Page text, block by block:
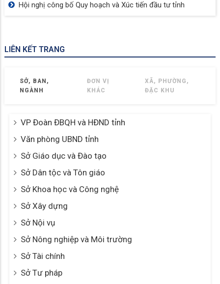
Hội nghị công bố Quy hoạch và Xúc tiến đầu tư tỉnh
LIÊN KẾT TRANG
SỞ, BAN,
NGÀNH
ĐƠN VỊ
KHÁC
XÃ, PHƯỜNG,
ĐẶC KHU
VP Đoàn ĐBQH và HĐND tỉnh
Văn phòng UBND tỉnh
Sở Giáo dục và Đào tạo
Sở Dân tộc và Tôn giáo
Sở Khoa học và Công nghệ
Sở Xây dựng
Sở Nội vụ
Sở Nông nghiệp và Môi trường
Sở Tài chính
Sở Tư pháp